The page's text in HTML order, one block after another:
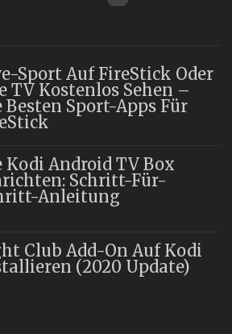
Sport Auf FireStick Oder
TV Kostenlos Sehen –
Besten Sport-Apps Für
Kodi Android TV Box
Schritt-Für-
Anleitung
Club Add-On Auf Kodi
(2020 Update)